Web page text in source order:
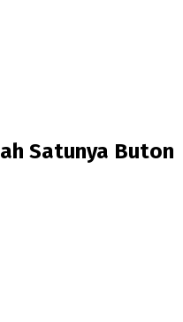
Satunya Buton